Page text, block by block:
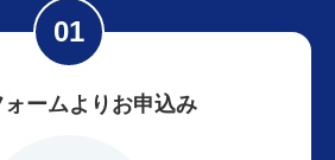
ォームよりお申込み